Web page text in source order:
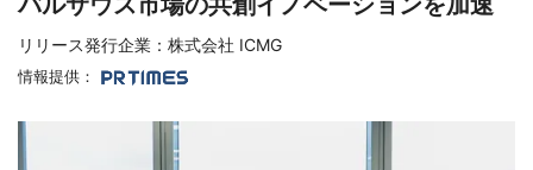
リリース発行企業：株式会社 ICMG
情報提供：